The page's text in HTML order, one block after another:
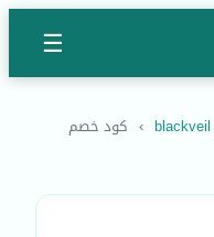
☰
› كود خصم